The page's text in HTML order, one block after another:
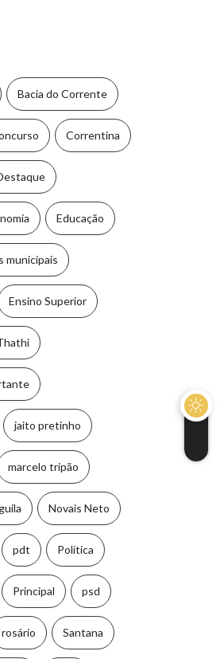
Bacia do Corrente
Correntina
Educação
municipais
Ensino Superior
jaito pretinho
marcelo tripão
Novais Neto
pdt Política
Principal psd
rosário Santana